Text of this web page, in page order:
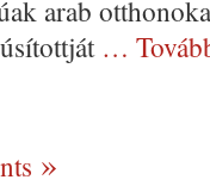
arab
…